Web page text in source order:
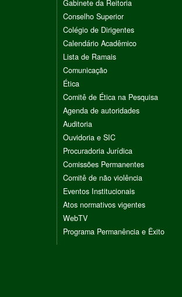
Gabinete da Reitoria
Conselho Superior
Colégio de Dirigentes
Calendário Acadêmico
Lista de Ramais
Comunicação
Ética
Comitê de Ética na Pesquisa
Agenda de autoridades
Auditoria
Ouvidoria e SIC
Procuradoria Jurídica
Comissões Permanentes
Comitê de não violência
Eventos Institucionais
Atos normativos vigentes
WebTV
Programa Permanência e Êxito